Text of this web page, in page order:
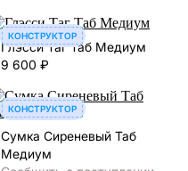
Глэсси Таг Таб Медиум
9 600 ₽
КОНСТРУКТОР
Сумка Сиреневый Таб
Медиум
КОНСТРУКТОР